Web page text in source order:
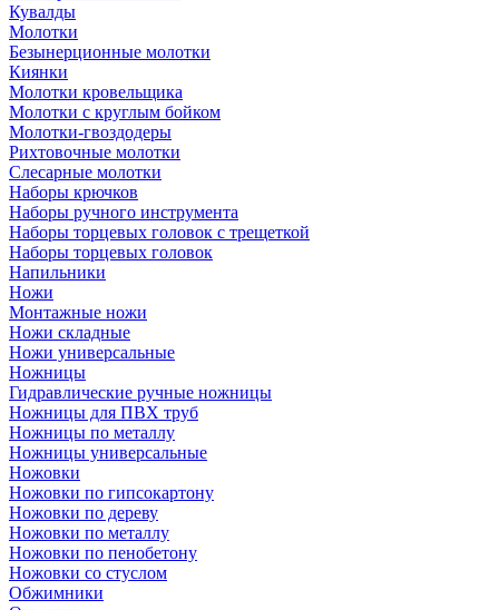
Кувалды
Молотки
Безынерционные молотки
Киянки
Молотки кровельщика
Молотки с круглым бойком
Молотки-гвоздодеры
Рихтовочные молотки
Слесарные молотки
Наборы крючков
Наборы ручного инструмента
Наборы торцевых головок с трещеткой
Наборы торцевых головок
Напильники
Ножи
Монтажные ножи
Ножи складные
Ножи универсальные
Ножницы
Гидравлические ручные ножницы
Ножницы для ПВХ труб
Ножницы по металлу
Ножницы универсальные
Ножовки
Ножовки по гипсокартону
Ножовки по дереву
Ножовки по металлу
Ножовки по пенобетону
Ножовки со стуслом
Обжимники